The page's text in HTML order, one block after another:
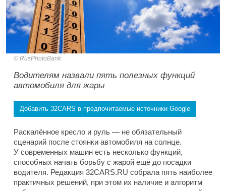
RusPhotoBank
Водителям назвали пять полезных функций
автомобиля для жары
Добавить 32CARS в предпочитаемые источники Google
Раскалённое кресло и руль — не обязательный
сценарий после стоянки автомобиля на солнце.
У современных машин есть несколько функций,
способных начать борьбу с жарой ещё до посадки
водителя. Редакция 32CARS.RU собрала пять наиболее
практичных решений, при этом их наличие и алгоритм